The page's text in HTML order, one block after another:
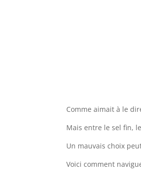
Comme aimait à le
Mais entre le sel fin,
Un mauvais choix
Voici comment